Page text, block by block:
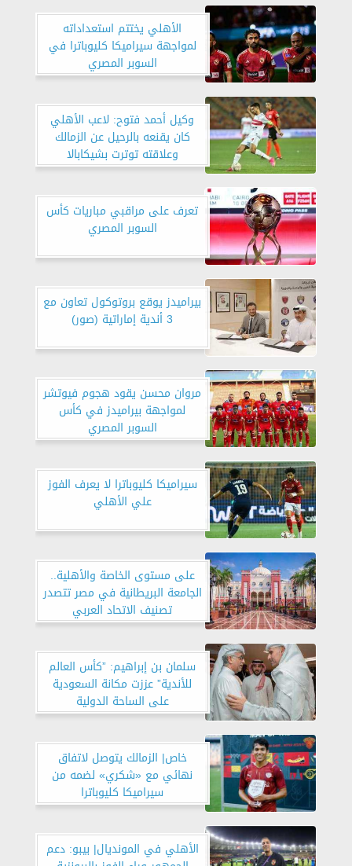
الأهلي يختتم استعداداته
لمواجهة سيراميكا كليوباترا في
السوبر المصري
وكيل أحمد فتوح: لاعب الأهلي
كان يقنعه بالرحيل عن الزمالك
وعلاقته توترت بشيكابالا
تعرف على مراقبي مباريات كأس
السوبر المصري
بيراميدز يوقع بروتوكول تعاون مع
3 أندية إماراتية (صور)
مروان محسن يقود هجوم فيوتشر
لمواجهة بيراميدز في كأس
السوبر المصري
سيراميكا كليوباترا لا يعرف الفوز
علي الأهلي
على مستوى الخاصة والأهلية..
الجامعة البريطانية في مصر تتصدر
تصنيف الاتحاد العربي
سلمان بن إبراهيم: ”كأس العالم
للأندية” عززت مكانة السعودية
على الساحة الدولية
خاص| الزمالك يتوصل لاتفاق
نهائي مع «شكري» لضمه من
سيراميكا كليوباترا
الأهلي في المونديال| بيبو: دعم